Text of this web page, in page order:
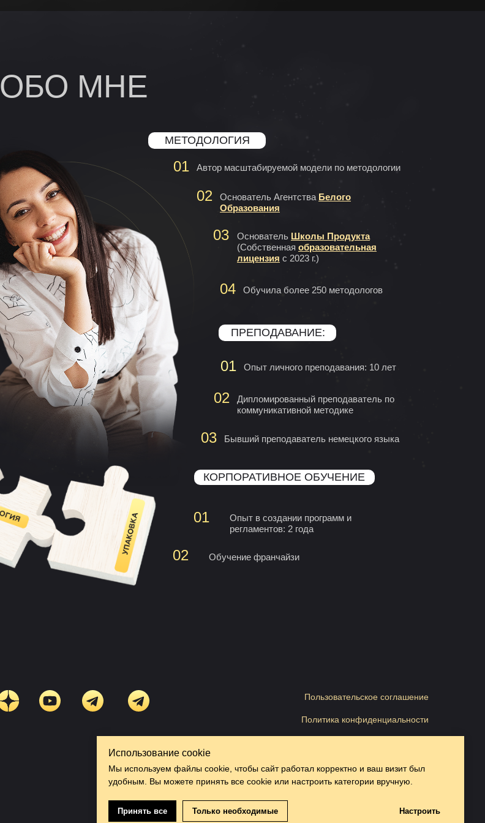
ОБО МНЕ
МЕТОДОЛОГИЯ
01 Автор масштабируемой модели по методологии
02 Основатель Агентства Белого
Образования
Основатель Школы Продукта
(Собственная образовательная
лицензия с 2023 г.)
04
03
Обучила более 250 методологов
ПРЕПОДАВАНИЕ:
01 Опыт личного преподавания: 10 лет
02
Дипломированный преподаватель по
коммуникативной методике
03 Бывший преподаватель немецкого языка
КОРПОРАТИВНОЕ ОБУЧЕНИЕ
Опыт в создании программ и
регламентов: 2 года
01
02 Обучение франчайзи
Пользовательское соглашение
Оферта
Политика конфиденциальности
Согласие на получение рассылок
Cогласие на обработку данных
Использование cookie
Мы используем файлы cookie, чтобы сайт работал корректно и ваш визит был
удобным. Вы можете принять все cookie или настроить категории вручную.
Принять все Только необходимые Настроить